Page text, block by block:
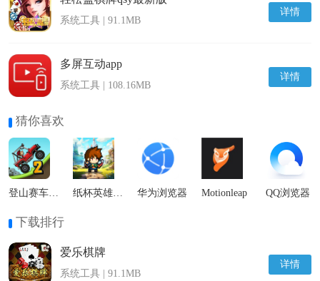
详情
系统工具 | 91.1MB
详情
多屏互动app
系统工具 | 108.16MB
猜你喜欢
华为浏览器 Motionleap QQ浏览器
下载排行
详情
爱乐棋牌
系统工具 | 91.1MB